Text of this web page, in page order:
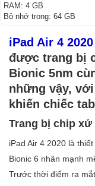
RAM: 4 GB
Bộ nhớ trong: 64 GB
iPad Air 4 2020
được trang bị
Bionic 5nm
những vậy,
khiến chiếc
Trang bị chip xử
iPad Air 4 2020 là
Bionic 6 nhân mạnh
Trước thời điểm ra